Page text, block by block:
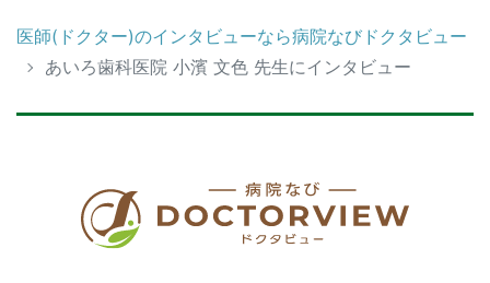
医師(ドクター)のインタビューなら病院なびドクタビュー
あいろ歯科医院 小濱 文色 先生にインタビュー